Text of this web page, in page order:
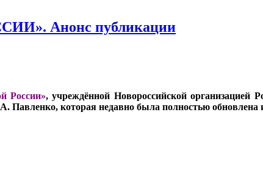
Анонс публикации
России», учреждённой Новороссийской организацией
которая недавно была полностью обновлена